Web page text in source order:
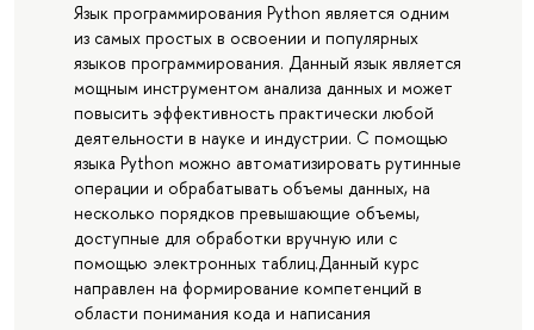
Язык программирования Python является одним
из самых простых в освоении и популярных
языков программирования. Данный язык является
мощным инструментом анализа данных и может
повысить эффективность практически любой
деятельности в науке и индустрии. С помощью
языка Python можно автоматизировать рутинные
операции и обрабатывать объемы данных, на
несколько порядков превышающие объемы,
доступные для обработки вручную или с
помощью электронных таблиц.Данный курс
направлен на формирование компетенций в
области понимания кода и написания